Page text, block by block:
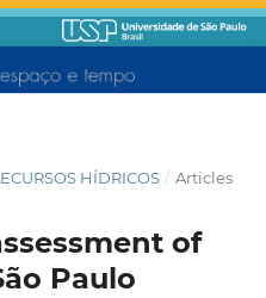
HÍDRICOS / Articles
of
Paulo